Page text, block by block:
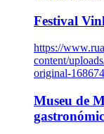
Festival
https://
content/
original-
Museu de